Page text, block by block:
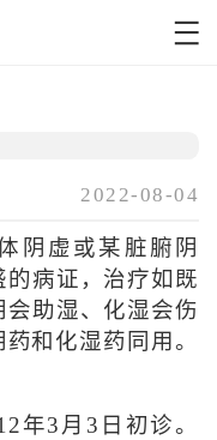
2022-08-04
阴虚或某脏腑阴
病证，治疗如既
助湿、化湿会伤
和化湿药同用。
年3月3日初诊。